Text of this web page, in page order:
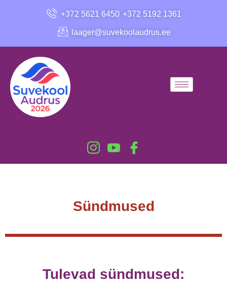
+372 5621 6450 +372 5192 1361
laager@suvekoolaudrus.ee
Sündmused
Tulevad sündmused: